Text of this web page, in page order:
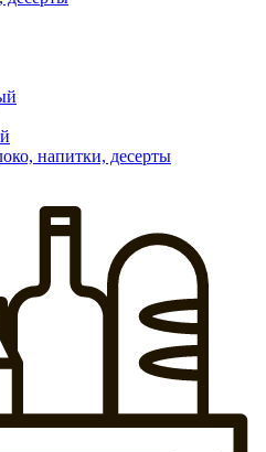
напитки, десерты